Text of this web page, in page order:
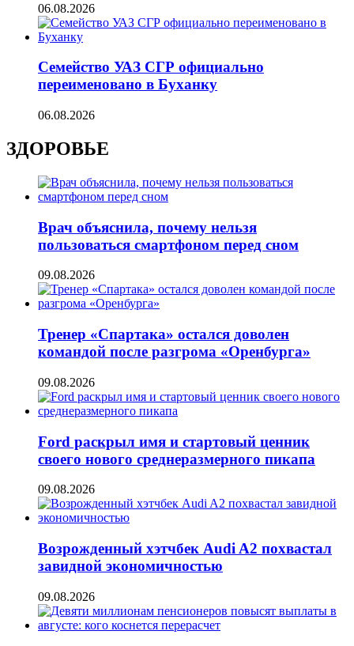
06.08.2026
Семейство УАЗ СГР официально
переименовано в Буханку
06.08.2026
ЗДОРОВЬЕ
Врач объяснила, почему нельзя
пользоваться смартфоном перед сном
09.08.2026
Тренер «Спартака» остался доволен
командой после разгрома «Оренбурга»
09.08.2026
Ford раскрыл имя и стартовый ценник
своего нового среднеразмерного пикапа
09.08.2026
Возрожденный хэтчбек Audi A2 похвастал
завидной экономичностью
09.08.2026